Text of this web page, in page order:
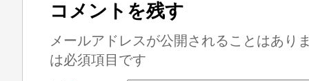
コメントを残す
メールアドレスが公開されることはあり
は必須項目です